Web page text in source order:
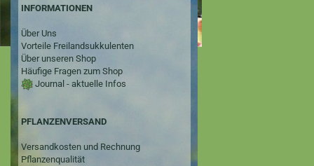
INFORMATIONEN
Über Uns
Vorteile Freilandsukkulenten
Über unseren Shop
Häufige Fragen zum Shop
Journal - aktuelle Infos
PFLANZENVERSAND
Versandkosten und Rechnung
Pflanzenqualität